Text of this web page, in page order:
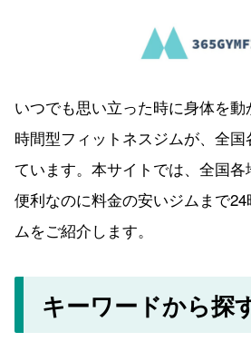
いつでも思い立った時に身体を
時間型フィットネスジムが、全
ています。本サイトでは、全国
便利なのに料金の安いジムまで
ムをご紹介します。
キーワードから探